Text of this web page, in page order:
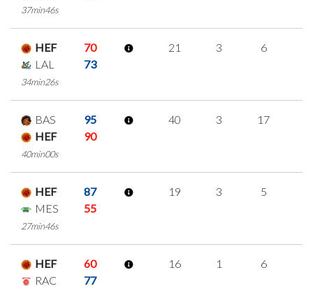
37min46s
HEF
70
LAL
73
34min26s
21 3 6
BAS
95
HEF
90
40min00s
40 3 17
HEF
87
MES
55
27min46s
19 3 5
HEF
60
RAC
77
16 1 6